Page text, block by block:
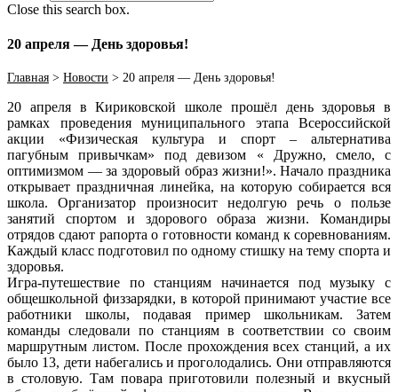
Close this search box.
20 апреля — День здоровья!
Главная > Новости > 20 апреля — День здоровья!
20 апреля в Кириковской школе прошёл день здоровья в
рамках проведения муниципального этапа Всероссийской
акции «Физическая культура и спорт – альтернатива
пагубным привычкам» под девизом « Дружно, смело, с
оптимизмом — за здоровый образ жизни!». Начало праздника
открывает праздничная линейка, на которую собирается вся
школа. Организатор произносит недолгую речь о пользе
занятий спортом и здорового образа жизни. Командиры
отрядов сдают рапорта о готовности команд к соревнованиям.
Каждый класс подготовил по одному стишку на тему спорта и
здоровья.
Игра-путешествие по станциям начинается под музыку с
общешкольной физзарядки, в которой принимают участие все
работники школы, подавая пример школьникам. Затем
команды следовали по станциям в соответствии со своим
маршрутным листом. После прохождения всех станций, а их
было 13, дети набегались и проголодались. Они отправляются
в столовую. Там повара приготовили полезный и вкусный